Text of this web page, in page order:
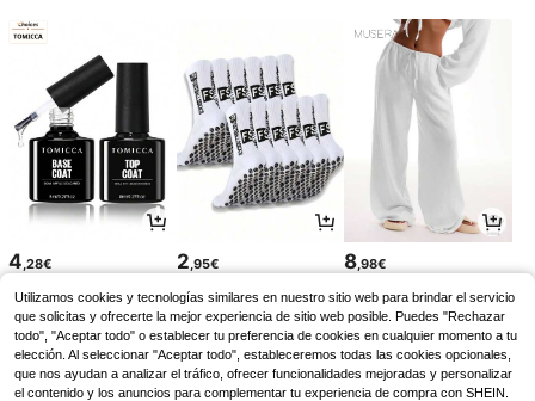
4,28€ 2,95€ 8,98€
Utilizamos cookies y tecnologías similares en nuestro sitio web para brindar el servicio
que solicitas y ofrecerte la mejor experiencia de sitio web posible. Puedes "Rechazar
todo", "Aceptar todo" o establecer tu preferencia de cookies en cualquier momento a tu
elección. Al seleccionar "Aceptar todo", estableceremos todas las cookies opcionales,
que nos ayudan a analizar el tráfico, ofrecer funcionalidades mejoradas y personalizar
el contenido y los anuncios para complementar tu experiencia de compra con SHEIN.